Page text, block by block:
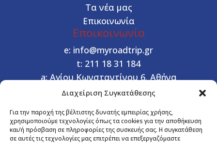
Διαχείριση Συγκατάθεσης
Για την παροχή της βέλτιστης δυνατής εμπειρίας χρήσης,
χρησιμοποιούμε τεχνολογίες όπως τα cookies για την αποθήκευση
και/ή πρόσβαση σε πληροφορίες της συσκευής σας. Η συγκατάθεση
σε αυτές τις τεχνολογίες μας επιτρέπει να επεξεργαζόμαστε
Τα νέα μας
Επικοινωνία
Εποικοινωνία
e: info@myroadtrip.gr
t: 211 18 31 184
a: Αγίου Κωνσταντίνου 6, Αθήνα
 
Χρήσιμοι Σύνδεσμοι
Όροι συμμετοχής
Διαδικασία Κράτησης